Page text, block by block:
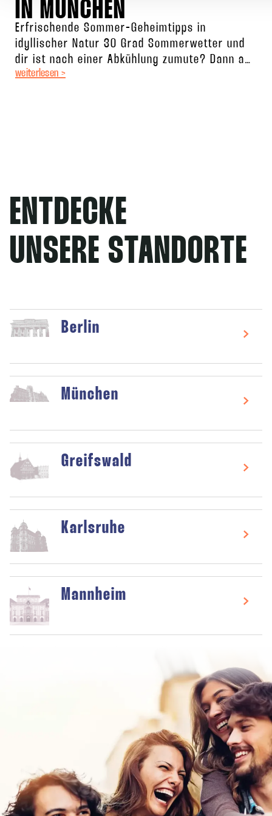
IN MÜNCHEN
Erfrischende Sommer-Geheimtipps in
idyllischer Natur 30 Grad Sommerwetter und
dir ist nach einer Abkühlung zumute? Dann auf
zum Badesee! Neben Klassikern wie dem
weiterlesen >
ENTDECKE
UNSERE STANDORTE
Berlin
München
Greifswald
Karlsruhe
Mannheim